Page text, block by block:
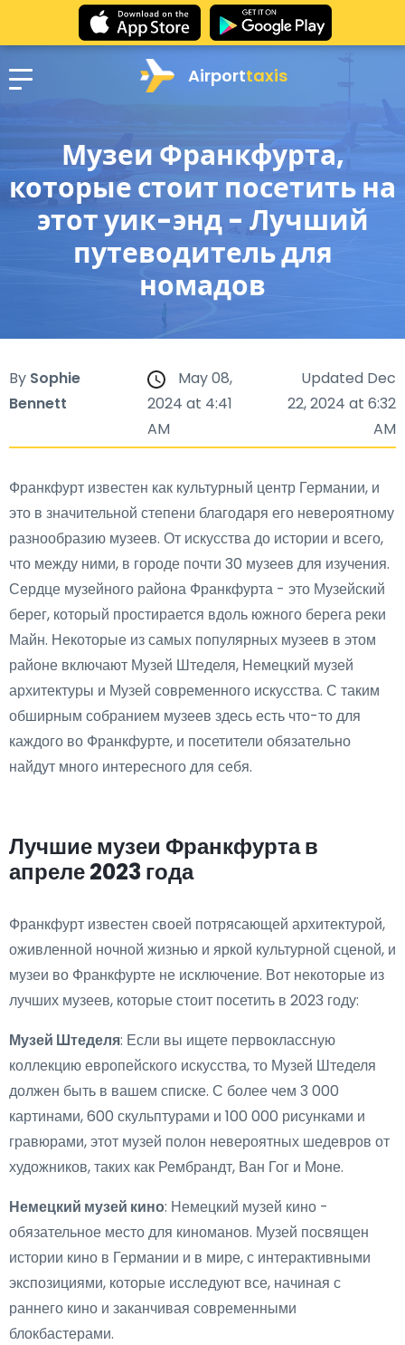
Airporttaxis
Музеи Франкфурта,
которые стоит посетить на
этот уик-энд - Лучший
путеводитель для
номадов
By Sophie
Bennett
May 08,
2024 at 4:41
AM
Updated Dec
22, 2024 at 6:32
AM
Франкфурт известен как культурный центр Германии, и
это в значительной степени благодаря его невероятному
разнообразию музеев. От искусства до истории и всего,
что между ними, в городе почти 30 музеев для изучения.
Сердце музейного района Франкфурта - это Музейский
берег, который простирается вдоль южного берега реки
Майн. Некоторые из самых популярных музеев в этом
районе включают Музей Штеделя, Немецкий музей
архитектуры и Музей современного искусства. С таким
обширным собранием музеев здесь есть что-то для
каждого во Франкфурте, и посетители обязательно
найдут много интересного для себя.
Лучшие музеи Франкфурта в
апреле 2023 года
Франкфурт известен своей потрясающей архитектурой,
оживленной ночной жизнью и яркой культурной сценой, и
музеи во Франкфурте не исключение. Вот некоторые из
лучших музеев, которые стоит посетить в 2023 году:
Музей Штеделя: Если вы ищете первоклассную
коллекцию европейского искусства, то Музей Штеделя
должен быть в вашем списке. С более чем 3 000
картинами, 600 скульптурами и 100 000 рисунками и
гравюрами, этот музей полон невероятных шедевров от
художников, таких как Рембрандт, Ван Гог и Моне.
Немецкий музей кино: Немецкий музей кино -
обязательное место для киноманов. Музей посвящен
истории кино в Германии и в мире, с интерактивными
экспозициями, которые исследуют все, начиная с
раннего кино и заканчивая современными
блокбастерами.